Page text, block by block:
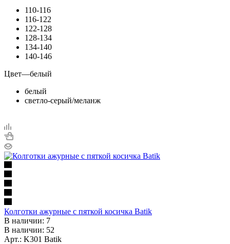
110-116
116-122
122-128
128-134
134-140
140-146
Цвет—белый
белый
светло-серый/меланж
Колготки ажурные с пяткой косичка Batik
В наличии: 7
В наличии: 52
Арт.: K301 Batik